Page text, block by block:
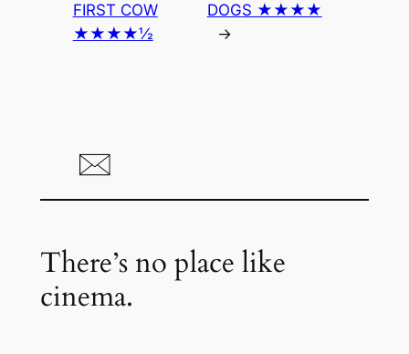
FIRST COW
★★★★½
DOGS ★★★★
→
There’s no place like
cinema.